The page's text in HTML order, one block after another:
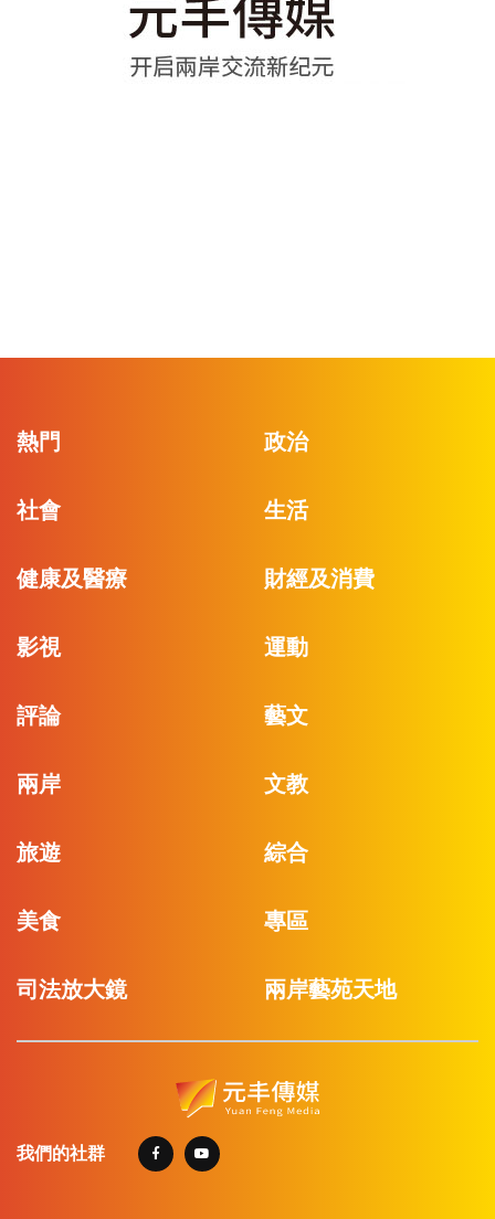
熱門 政治
社會 生活
健康及醫療 財經及消費
影視 運動
評論 藝文
兩岸 文教
旅遊 綜合
美食 專區
司法放大鏡 兩岸藝苑天地
我們的社群